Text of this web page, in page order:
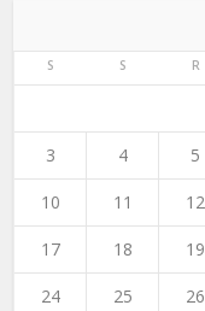
S S R
3 4 5
10 11 12
17 18 19
24 25 26